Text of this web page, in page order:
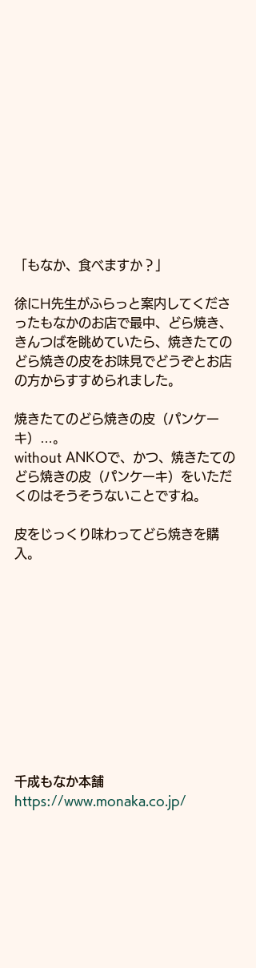
「もなか、食べますか？」
徐にH先生がふらっと案内してくださ
ったもなかのお店で最中、どら焼き、
きんつばを眺めていたら、焼きたての
どら焼きの皮をお味見でどうぞとお店
の方からすすめられました。
焼きたてのどら焼きの皮（パンケー
キ）…。
without ANKOで、かつ、焼きたての
どら焼きの皮（パンケーキ）をいただ
くのはそうそうないことですね。
皮をじっくり味わってどら焼きを購
入。
千成もなか本舗
https://www.monaka.co.jp/